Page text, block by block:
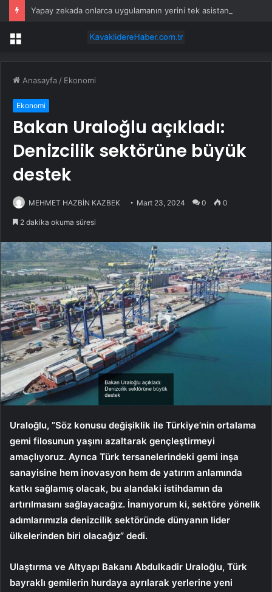
Menü
Anasayfa / Ekonomi
Ekonomi
Bakan Uraloğlu açıkladı:
Denizcilik sektörüne büyük
destek
MEHMET HAZBİN KAZBEK Mart 23, 2024 0 0
2 dakika okuma süresi
Uraloğlu, ”Söz konusu değişiklik ile Türkiye’nin ortalama
gemi filosunun yaşını azaltarak gençleştirmeyi
amaçlıyoruz. Ayrıca Türk tersanelerindeki gemi inşa
sanayisine hem inovasyon hem de yatırım anlamında
katkı sağlamış olacak, bu alandaki istihdamın da
artırılmasını sağlayacağız. İnanıyorum ki, sektöre yönelik
adımlarımızla denizcilik sektöründe dünyanın lider
ülkelerinden biri olacağız” dedi.
Ulaştırma ve Altyapı Bakanı Abdulkadir Uraloğlu, Türk
bayraklı gemilerin hurdaya ayrılarak yerlerine yeni